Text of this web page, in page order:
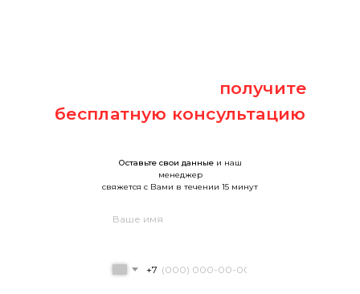
получите
бесплатную консультацию
+7
Оставьте свои данныеи наш
менеджер
свяжется с Вами в течении 15 минут